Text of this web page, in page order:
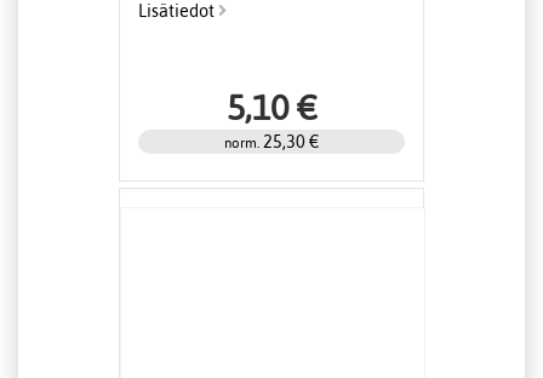
Lisätiedot
5,10 €
norm. 25,30 €